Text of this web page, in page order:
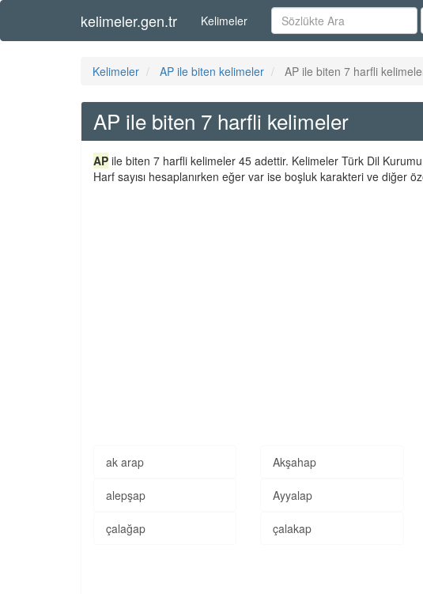
kelimeler.gen.tr Kelimeler
Kelimeler AP ile biten kelimeler AP ile biten 7 harfli
AP ile biten 7 harfli kelimeler
AP ile biten 7 harfli kelimeler 45 adettir. Kelimeler Türk Dil
Harf sayısı hesaplanırken eğer var ise boşluk karakteri ve diğer
ak arap Akşahap
alepşap Ayyalap
çalağap çalakap